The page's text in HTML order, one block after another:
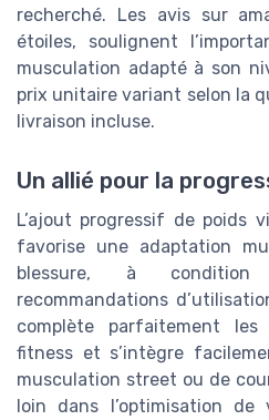
recherché. Les avis sur
étoiles, soulignent
musculation adapté à son
prix unitaire variant selon la
livraison incluse.
Un allié pour la
L’ajout progressif de poids
favorise une adaptation
blessure, à
recommandations
complète parfaitement les
fitness et s’intègre
musculation street ou de
loin dans l’optimisation de